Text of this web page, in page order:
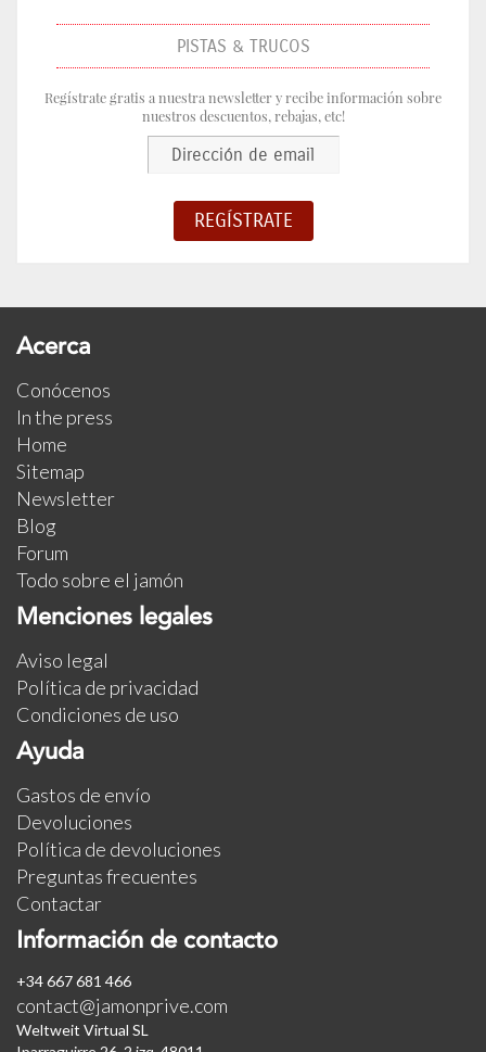
PISTAS & TRUCOS
Regístrate gratis a nuestra newsletter y recibe información sobre
nuestros descuentos, rebajas, etc!
Acerca
Conócenos
In the press
Home
Sitemap
Newsletter
Blog
Forum
Todo sobre el jamón
Menciones legales
Aviso legal
Política de privacidad
Condiciones de uso
Ayuda
Gastos de envío
Devoluciones
Política de devoluciones
Preguntas frecuentes
Contactar
Información de contacto
+34 667 681 466
contact@jamonprive.com
Weltweit Virtual SL